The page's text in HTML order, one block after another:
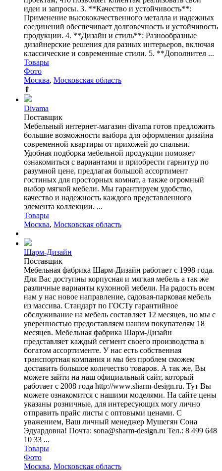
идеи и запросы. 3. **Качество и устойчивость**:
Применение высококачественного металла и надежных
соединений обеспечивает долговечность и устойчивость
продукции. 4. **Дизайн и стиль**: Разнообразные
дизайнерские решения для разных интерьеров, включая
классические и современные стили. 5. **Дополнител ...
Товары
Фото
Москва, Московская область
⇑
Divama
Поставщик
Мебельный интернет-магазин divama готов предложить
большие возможности выбора для оформления дизайна
современной квартиры от прихожей до спальни.
Удобная подборка мебельной продукции поможет
ознакомиться с вариантами и приобрести гарнитур по
разумной цене, предлагая большой ассортимент
гостиных для просторных комнат, а также огромный
выбор мягкой мебели. Мы гарантируем удобство,
качество и надежность каждого представленного
элемента коллекции. ...
Товары
Москва, Московская область
Шарм-Дизайн
Поставщик
Мебельная фабрика Шарм-Дизайн работает с 1998 года.
Для Вас доступны корпусная и мягкая мебель а так же
различные варианты кухонной мебели. На радость всем
нам у нас новое направление, садовая-парковая мебель
из массива. Стандарт по ГОСТу гарантийное
обслуживание на мебель составляет 12 месяцев, но мы с
уверенностью предоставляем нашим покупателям 18
месяцев. Мебельная фабрика Шарм-Дизайн
представляет каждый сегмент своего производства в
богатом ассортименте. У нас есть собственная
транспортная компания и мы без проблем сможем
доставить большое количество товаров. А так же, Вы
можете зайти на наш официальный сайт, который
работает с 2008 года http://www.sharm-design.ru. Тут Вы
можете ознакомится с нашими моделями. На сайте цены
указаны розничные, для интересующих могу лично
отправить прайс листы с оптовыми ценами. С
уважением, Ваш личный менеджер Мушегян Сона
Эдуардовна! Почта: sona@sharm-design.ru Тел.: 8 499 648
10 33 ...
Товары
Фото
Москва, Московская область